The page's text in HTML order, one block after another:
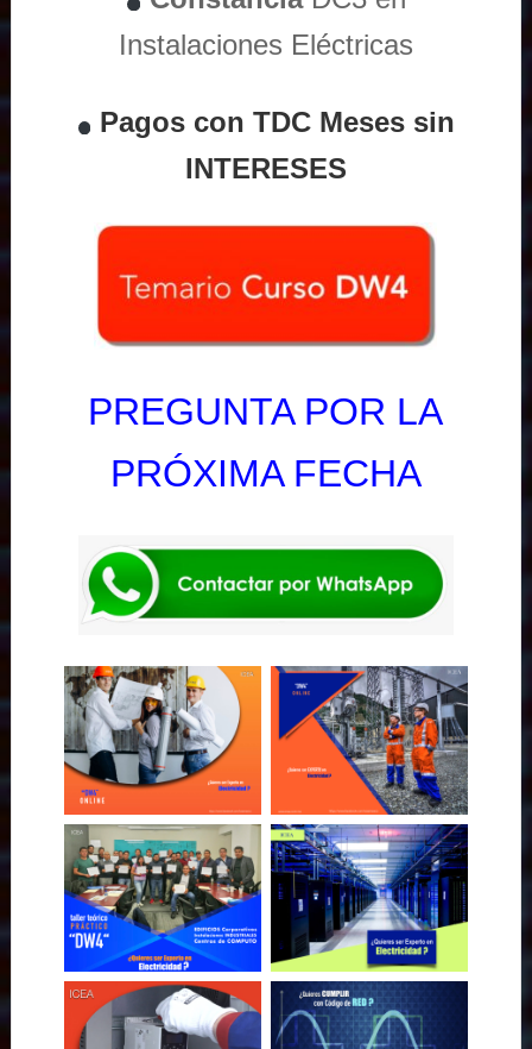
Instalaciones Eléctricas
Pagos con TDC Meses sin
INTERESES
PREGUNTA POR LA
PRÓXIMA FECHA